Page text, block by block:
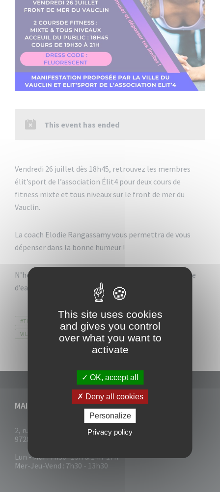
This event has ended
Vendredi 26 juillet dès 18h45, retrouvez les membres
élit’sport de l’association Élit4 pour deux cours de
fitness mixte et tous niveaux sur le front de mer du
Vauclin.
La coach Elodie Rangassamy vous permettra de vous
dépenser dans la bonne humeur !
N’hésitez pas, préparez vos baskets et votre bouteille
d’eau et rejoignez-nous !
Tags
#TERREDEJEUX2024 #VOKLEN
VILLEDUVAUCLIN
MAIRIE DU VAUCLIN
2, rue Collignon
97280 Le Vauclin
Lun - Mar : 7h30- 13h & 14h-17h
Mer-Jeu-Vend : 7h30 - 13h30
This site uses cookies
and gives you control
over what you want to
activate
OK, accept all
Deny all cookies
Personalize
Privacy policy